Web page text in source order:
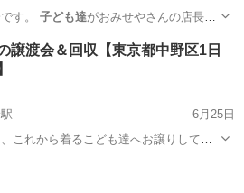
す。 子ども達がおみせやさんの店長に
ワークショップ
譲渡会＆回収【東京都中野区1日
6月25日
これから着るこども達へお譲りしてリ